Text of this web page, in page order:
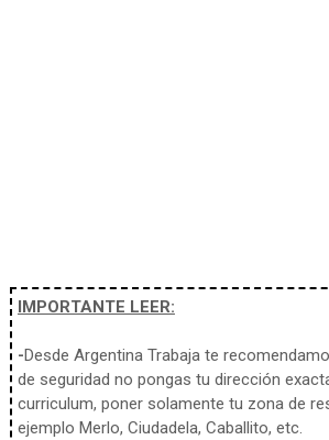
IMPORTANTE LEER:
-Desde Argentina Trabaja te
de seguridad no pongas tu dirección
curriculum, poner solamente tu zona de
ejemplo Merlo, Ciudadela, Caballito, etc.